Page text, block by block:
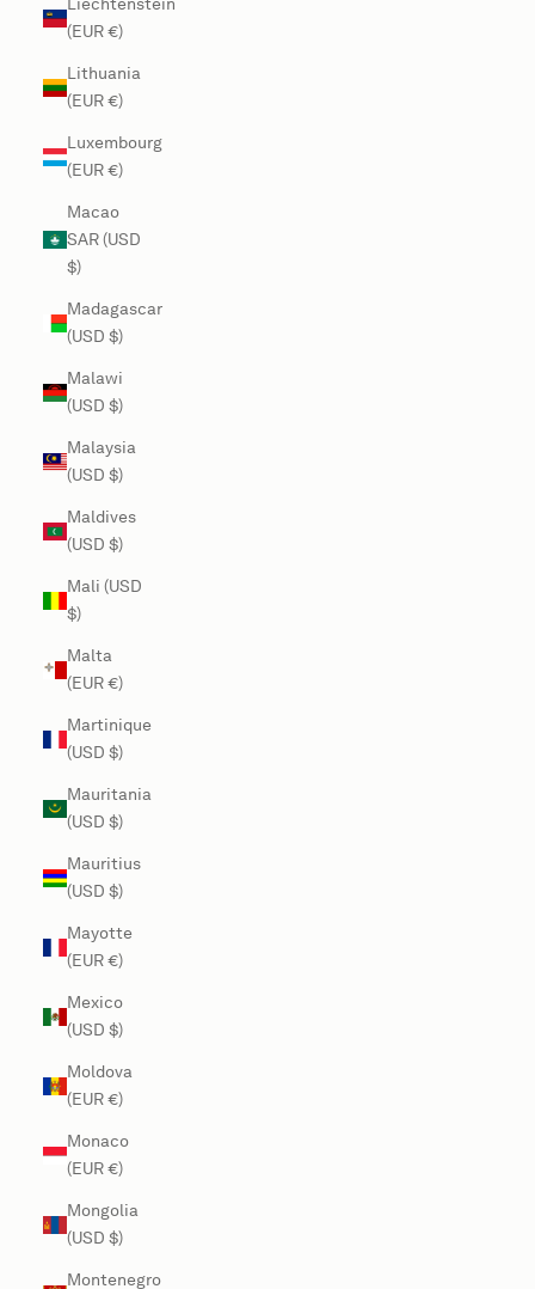
Liechtenstein
(EUR €)
Lithuania
(EUR €)
Luxembourg
(EUR €)
Macao
SAR (USD
$)
Madagascar
(USD $)
Malawi
(USD $)
Malaysia
(USD $)
Maldives
(USD $)
Mali (USD
$)
Malta
(EUR €)
Martinique
(USD $)
Mauritania
(USD $)
Mauritius
(USD $)
Mayotte
(EUR €)
Mexico
(USD $)
Moldova
(EUR €)
Monaco
(EUR €)
Mongolia
(USD $)
Montenegro